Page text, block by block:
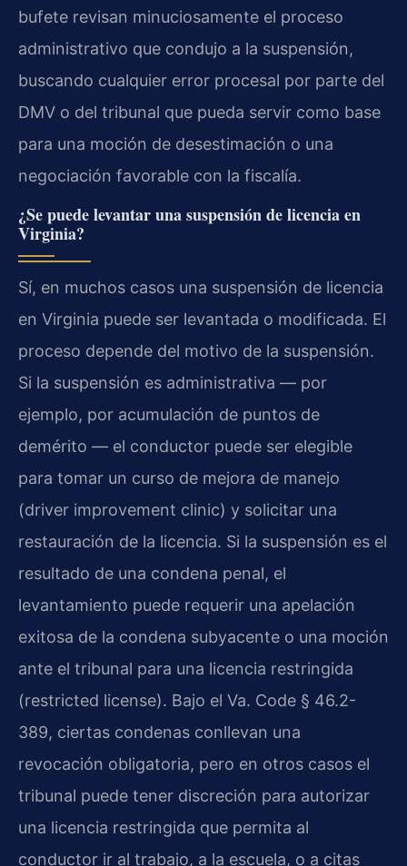
bufete revisan minuciosamente el proceso
administrativo que condujo a la suspensión,
buscando cualquier error procesal por parte del
DMV o del tribunal que pueda servir como base
para una moción de desestimación o una
negociación favorable con la fiscalía.
¿Se puede levantar una suspensión de licencia en
Virginia?
Sí, en muchos casos una suspensión de licencia
en Virginia puede ser levantada o modificada. El
proceso depende del motivo de la suspensión.
Si la suspensión es administrativa — por
ejemplo, por acumulación de puntos de
demérito — el conductor puede ser elegible
para tomar un curso de mejora de manejo
(driver improvement clinic) y solicitar una
restauración de la licencia. Si la suspensión es el
resultado de una condena penal, el
levantamiento puede requerir una apelación
exitosa de la condena subyacente o una moción
ante el tribunal para una licencia restringida
(restricted license). Bajo el Va. Code § 46.2-
389, ciertas condenas conllevan una
revocación obligatoria, pero en otros casos el
tribunal puede tener discreción para autorizar
una licencia restringida que permita al
conductor ir al trabajo, a la escuela, o a citas